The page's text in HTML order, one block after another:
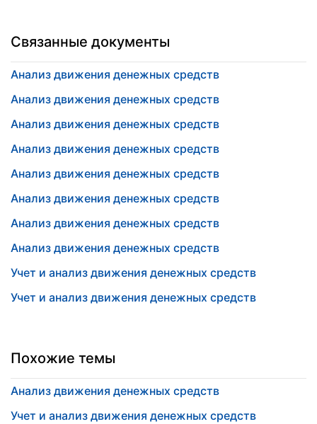
Связанные документы
Анализ движения денежных средств
Анализ движения денежных средств
Анализ движения денежных средств
Анализ движения денежных средств
Анализ движения денежных средств
Анализ движения денежных средств
Анализ движения денежных средств
Анализ движения денежных средств
Учет и анализ движения денежных средств
Учет и анализ движения денежных средств
Похожие темы
Анализ движения денежных средств
Учет и анализ движения денежных средств